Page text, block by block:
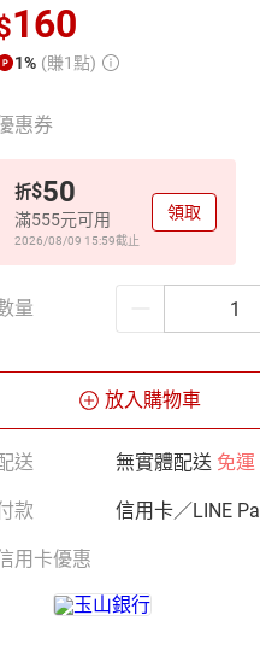
160
1% (賺1點)
惠券
折$50
滿555元可用
2026/08/09 15:59截止
領取
量
放入購物車
送 無實體配送 免運
款 信用卡／LINE
用卡優惠